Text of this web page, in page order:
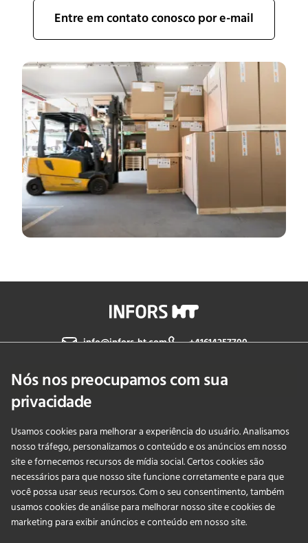
Entre em contato conosco por e-mail
Nós nos preocupamos com sua
privacidade
Usamos cookies para melhorar a experiência do usuário. Analisamos
nosso tráfego, personalizamos o conteúdo e os anúncios em nosso
site e fornecemos recursos de mídia social. Certos cookies são
necessários para que nosso site funcione corretamente e para que
você possa usar seus recursos. Com o seu consentimento, também
usamos cookies de análise para melhorar nosso site e cookies de
marketing para exibir anúncios e conteúdo em nosso site.
info@infors-ht.com +41614257700
Fale Conosco
PRODUCTS
APLICAÇÕES
SERVIÇOS